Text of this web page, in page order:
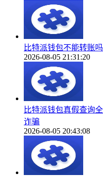
比特派钱包不能转账
2026-08-05 21:31:20
比特派钱包真假查询
诈骗
2026-08-05 20:43:08